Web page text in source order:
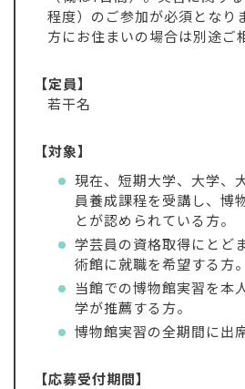
程度）のご参加が必須となり
方にお住まいの場合は別途ご
【定員】
若干名
【対象】
現在、短期大学、大学、
員養成課程を受講し、博
とが認められている方。
学芸員の資格取得にとど
術館に就職を希望する方。
当館での博物館実習を本
学が推薦する方。
博物館実習の全期間に出
【応募受付期間】